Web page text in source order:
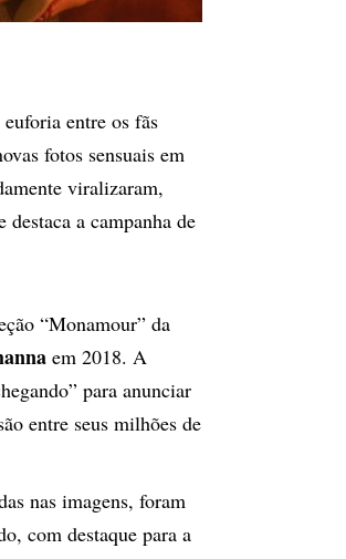
entre os fãs
fotos sensuais em
viralizaram,
a campanha de
“Monamour” da
em 2018. A
para anunciar
entre seus milhões de
nas imagens, foram
com destaque para a